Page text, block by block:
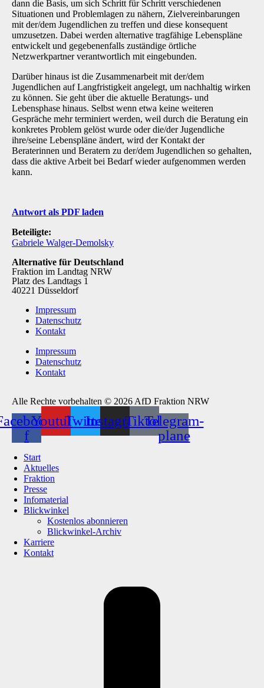
dann die Basis, um sich Schritt für Schritt verschiedenen
Situationen und Problemlagen zu nähern, Zielvereinbarungen
mit der/dem Jugendlichen zu treffen und diese konsequent
umzusetzen. Dabei werden alternative tragfähige Lebenspläne
entwickelt und gegebenenfalls zuständige örtliche
Netzwerkpartner verantwortlich mit eingebunden.
Darüber hinaus ist die Zusammenarbeit mit der/dem
Jugendlichen auf Langfristigkeit angelegt, um nachhaltig wirken
zu können. Sie geht über die aktuelle Beratungs- und
Lebensphase hinaus. Selbst wenn etwa keine weiteren
Gespräche mehr terminiert werden, weil durch die Beratung ein
konkretes Problem gelöst wurde oder die/der Jugendliche
ihre/seine Lebenspläne ändert, wird der Kontakt der
Beraterinnen und Beratern zu der/dem Jugendlichen so gehalten,
dass die aktive Arbeit bei Bedarf wieder aufgenommen werden
kann.
Antwort als PDF laden
Beteiligte:
Gabriele Walger-Demolsky
Alternative für Deutschland
Fraktion im Landtag NRW
Platz des Landtags 1
40221 Düsseldorf
Impressum
Datenschutz
Kontakt
Impressum
Datenschutz
Kontakt
Alle Rechte vorbehalten © 2026 AfD Fraktion NRW
f
YoutubeTwitterInstagramTiktokTelegram-
plane
Start
Aktuelles
Fraktion
Presse
Infomaterial
Blickwinkel
Kostenlos abonnieren
Blickwinkel-Archiv
Karriere
Kontakt